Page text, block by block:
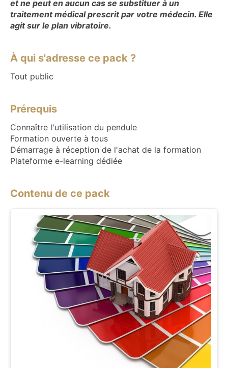
et ne peut en aucun cas se substituer à un
traitement médical prescrit par votre médecin. Elle
agit sur le plan vibratoire.
À qui s'adresse ce pack ?
Tout public
Prérequis
Connaître l'utilisation du pendule
Formation ouverte à tous
Démarrage à réception de l'achat de la formation
Plateforme e-learning dédiée
Contenu de ce pack